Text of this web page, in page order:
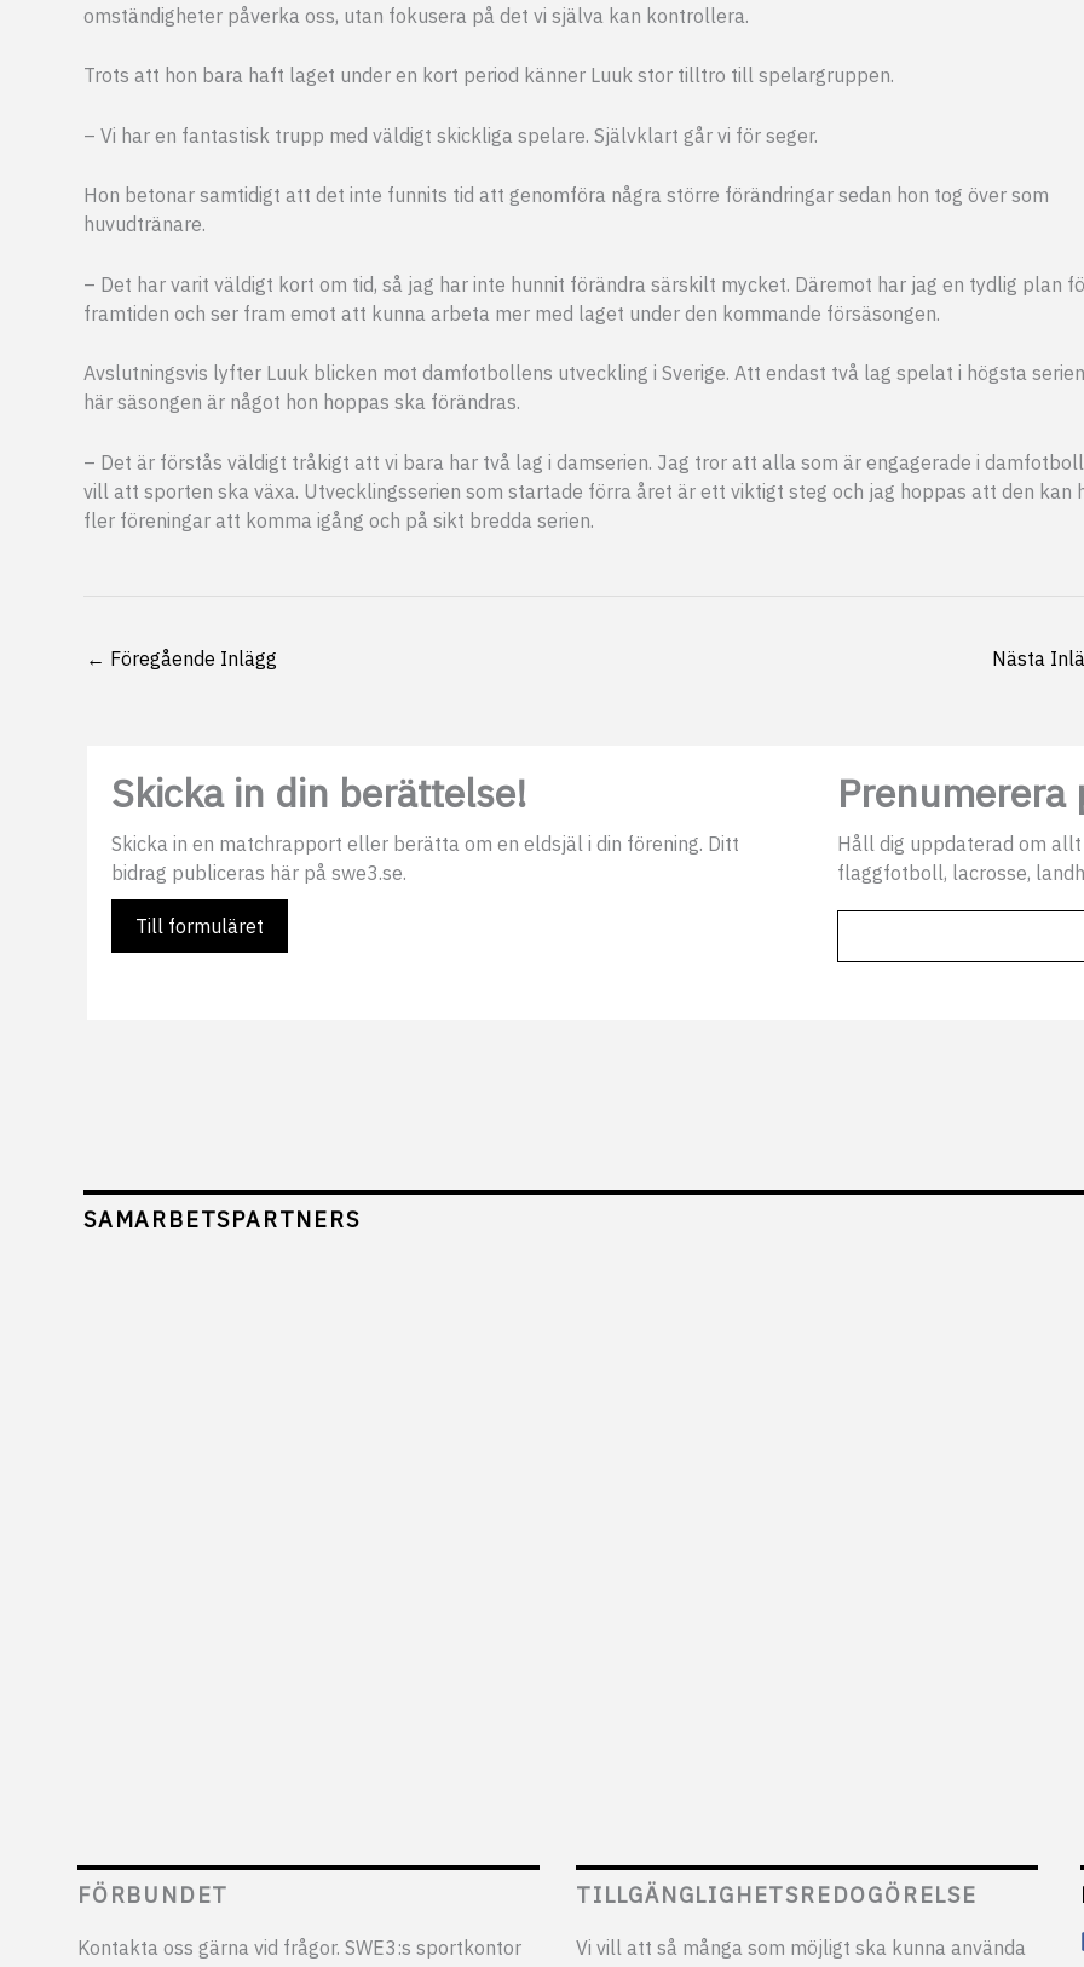
omständigheter påverka oss, utan fokusera på det vi själva kan kontrollera.
Trots att hon bara haft laget under en kort period känner Luuk stor tilltro till spelargruppen.
– Vi har en fantastisk trupp med väldigt skickliga spelare. Självklart går vi för seger.
Hon betonar samtidigt att det inte funnits tid att genomföra några större förändringar sedan hon tog över som
huvudtränare.
– Det har varit väldigt kort om tid, så jag har inte hunnit förändra särskilt mycket. Däremot har jag en tydlig plan
framtiden och ser fram emot att kunna arbeta mer med laget under den kommande försäsongen.
Avslutningsvis lyfter Luuk blicken mot damfotbollens utveckling i Sverige. Att endast två lag spelat i högsta
här säsongen är något hon hoppas ska förändras.
– Det är förstås väldigt tråkigt att vi bara har två lag i damserien. Jag tror att alla som är engagerade i
vill att sporten ska växa. Utvecklingsserien som startade förra året är ett viktigt steg och jag hoppas att den kan
fler föreningar att komma igång och på sikt bredda serien.
← Föregående Inlägg Nästa
Skicka in din berättelse!
Skicka in en matchrapport eller berätta om en eldsjäl i din förening. Ditt
bidrag publiceras här på swe3.se.
Till formuläret
Håll dig uppdaterad om
flaggfotboll, lacrosse,
SAMARBETSPARTNERS
FÖRBUNDET
Kontakta oss gärna vid frågor. SWE3:s sportkontor
TILLGÄNGLIGHETSREDOGÖRELSE
Vi vill att så många som möjligt ska kunna använda